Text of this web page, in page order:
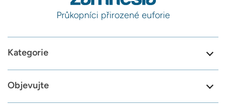
Průkopníci přirozené euforie
Kategorie
Objevujte